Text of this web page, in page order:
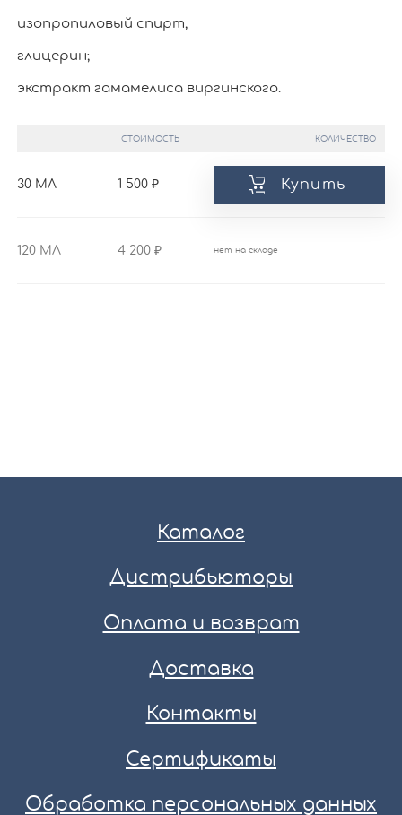
изопропиловый спирт;
глицерин;
экстракт гамамелиса виргинского.
СТОИМОСТЬ КОЛИЧЕСТВО
30 МЛ 1 500 Купить
120 МЛ 4 200 нет на складе
Каталог
Дистрибьюторы
Оплата и возврат
Доставка
Контакты
Сертификаты
Обработка персональных данных